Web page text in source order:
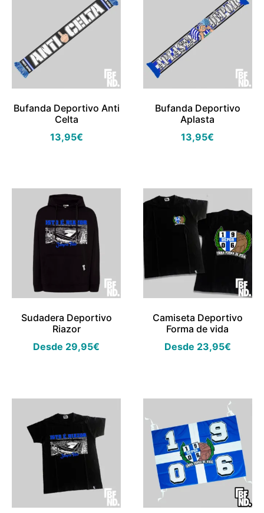
Bufanda Deportivo Anti
Celta
13,95€
Bufanda Deportivo
Aplasta
13,95€
Sudadera Deportivo
Riazor
Desde 29,95€
Camiseta Deportivo
Forma de vida
Desde 23,95€